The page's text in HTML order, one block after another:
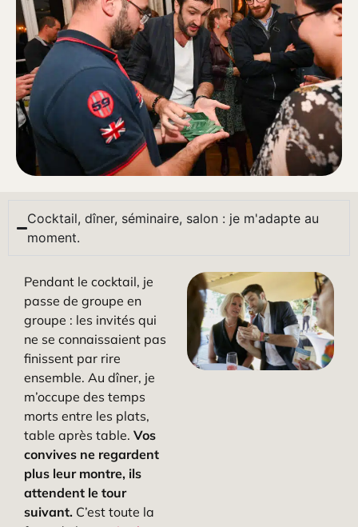
Cocktail, dîner, séminaire, salon : je m'adapte au
moment.
Pendant le cocktail, je
passe de groupe en
groupe : les invités qui
ne se connaissaient pas
finissent par rire
ensemble. Au dîner, je
m’occupe des temps
morts entre les plats,
table après table. Vos
convives ne regardent
plus leur montre, ils
attendent le tour
suivant. C’est toute la